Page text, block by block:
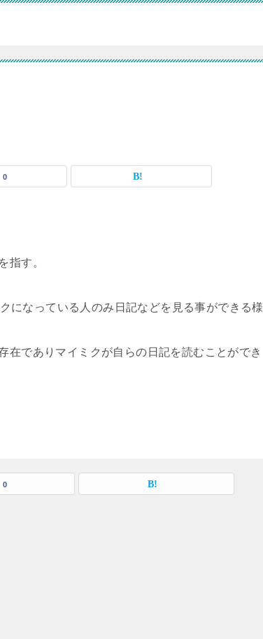
0
指す。
になっている人のみ日記などを見る事ができる様
でありマイミクが自らの日記を読むことができ
0